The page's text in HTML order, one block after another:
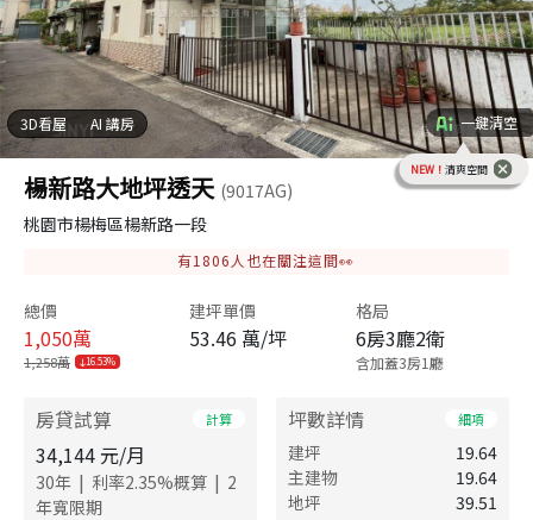
3D看屋 AI 講房 一鍵清空
NEW！ 清爽空間
楊新路大地坪透天 (9017AG)
桃園市楊梅區楊新路一段
有1806 人也在關注這間👀
總價
1,050萬
1,258萬 16.53%
建坪單價
53.46 萬/坪
格局
6房3廳2衛
含加蓋3房1廳
房貸試算 計算
34,144 元/月
30年 | 利率2.35%概算 | 2
年寬限期
坪數詳情 細項
建坪
19.64
主建物
19.64
地坪
39.51